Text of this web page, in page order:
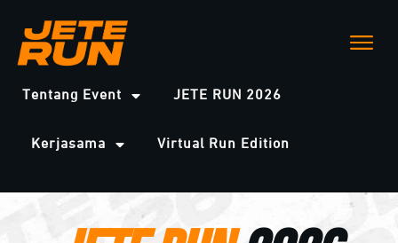
Tentang Event JETE RUN 2026
Kerjasama Virtual Run Edition